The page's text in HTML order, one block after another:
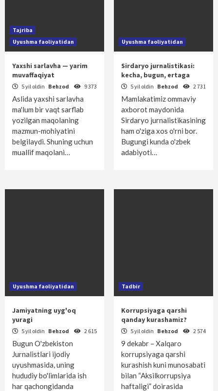
Tajriba
Uyushma faoliyatidan
Yaxshi sarlavha — yarim
muvaffaqiyat
5 yil oldin Behzod 9 373
Aslida yaxshi sarlavha
ma'lum bir vaqt sarflab
yozilgan maqolaning
mazmun-mohiyatini
belgilaydi. Shuning uchun
muallif maqolani…
Uyushma faoliyatidan
Sirdaryo jurnalistikasi:
kecha, bugun, ertaga
5 yil oldin Behzod 2 731
Mamlakatimiz ommaviy
axborot maydonida
Sirdaryo jurnalistikasining
ham o'ziga xos o'rni bor.
Bugungi kunda o'zbek
adabiyoti…
Uyushma faoliyatidan
Jamiyatning uyg'oq
yuragi
5 yil oldin Behzod 2 615
Bugun O'zbekiston
Jurnalistlari ijodiy
uyushmasida, uning
hududiy bo'limlarida ish
har qachongidanda
Tadbir
Korrupsiyaga qarshi
qanday kurashamiz?
5 yil oldin Behzod 2 574
9 dekabr – Xalqaro
korrupsiyaga qarshi
kurashish kuni munosabati
bilan “Aksilkorrupsiya
haftaligi” doirasida